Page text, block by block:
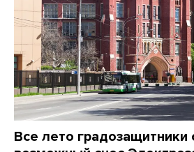
Все лето